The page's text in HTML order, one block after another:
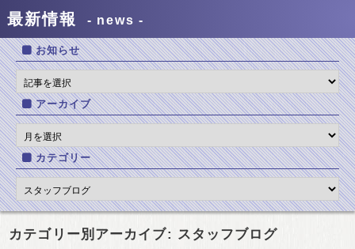
最新情報 news
お知らせ
アーカイブ
カテゴリー
カテゴリー別アーカイブ: スタッフブログ